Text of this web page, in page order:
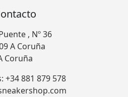
, Nº 36
A Coruña
Coruña
+34 881 879 578